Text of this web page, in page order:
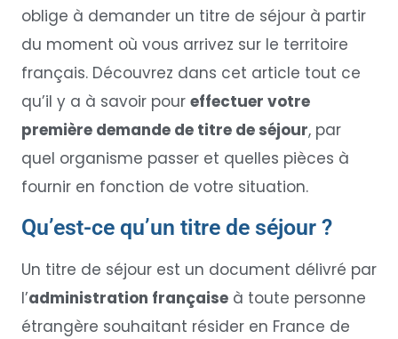
oblige à demander un titre de séjour à partir
du moment où vous arrivez sur le territoire
français. Découvrez dans cet article tout ce
qu’il y a à savoir pour effectuer votre
première demande de titre de séjour, par
quel organisme passer et quelles pièces à
fournir en fonction de votre situation.
Qu’est-ce qu’un titre de séjour ?
Un titre de séjour est un document délivré par
l’administration françaiseà toute personne
étrangère souhaitant résider en France de